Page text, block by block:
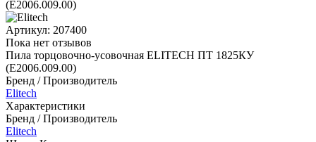
Артикул: 207400
Пока нет отзывов
Пила торцовочно-усовочная ELITECH ПТ 1825КУ
(E2006.009.00)
Бренд / Производитель
Elitech
Характеристики
Бренд / Производитель
Elitech